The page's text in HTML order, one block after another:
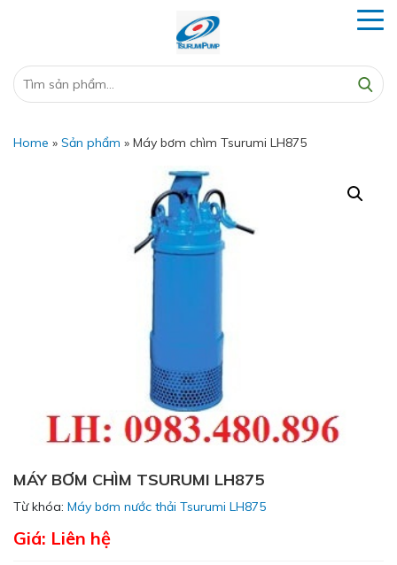
Home » Sản phẩm » Máy bơm chìm Tsurumi LH875
MÁY BƠM CHÌM TSURUMI LH875
Từ khóa: Máy bơm nước thải Tsurumi LH875
Giá: Liên hệ